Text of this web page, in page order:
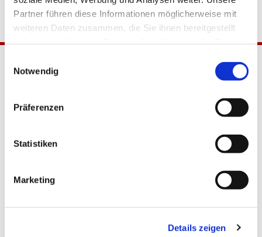
Partner führen diese Informationen möglicherweise mit
weiteren Daten zusammen, die Sie ihnen bereitgestellt
Notwendig
Präferenzen
Statistiken
Marketing
Details zeigen
Katholische Kirchengemeinde
Tempelhof-Buckow